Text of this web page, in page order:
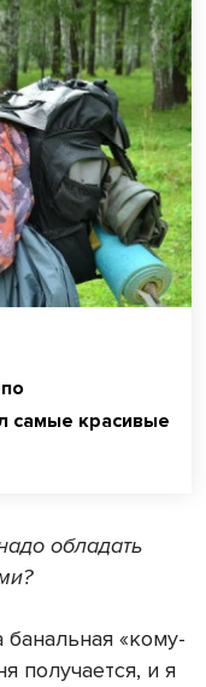
самые красивые
обладать
банальная «кому-
получается, и я